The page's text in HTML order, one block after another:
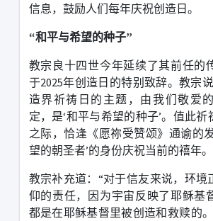
信息，鼓励人们每年庆祝创造日。
“和平与希望的种子”
教宗良十四世今年延续了其前任的
于2025年创造日的特别致辞。教宗说
造界祈祷日的主题，由我们敬爱
定，是‘和平与希望的种子’。值此祈
之际，恰逢《愿祢受赞颂》通谕的
望的朝圣者’的身份庆祝当前的禧年。
教宗补充道： “对于信友来说，环境
仰的责任，因为宇宙反映了耶稣基
都是在耶稣基督里被创造和救赎的